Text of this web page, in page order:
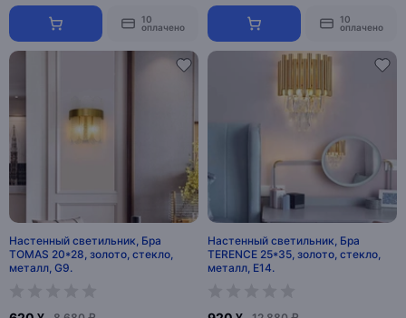
10
оплачено
10
оплачено
Настенный светильник, Бра
TOMAS 20*28, золото, стекло,
металл, G9.
Настенный светильник, Бра
TERENCE 25*35, золото, стекло,
металл, Е14.